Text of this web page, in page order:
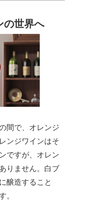
の世界へ
間で、オレンジ
ンジワインはそ
ですが、オレン
りません。白ブ
醸造すること
。